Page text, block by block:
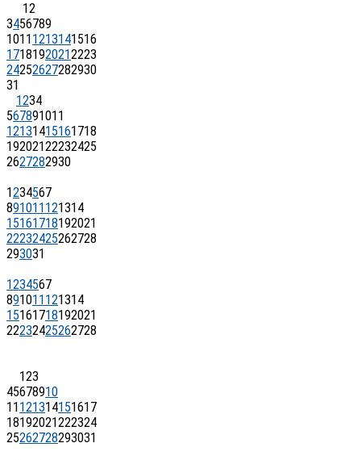
12
3456789
1011 1213141516
17181920212223
24252627282930
31
1234
567891011
12131415161718
19202122232425
2627282930
1234567
891011 121314
15161718192021
22232425262728
293031
1234567
891011 121314
15161718192021
22232425262728
123
45678910
11 121314151617
18192021222324
25262728293031